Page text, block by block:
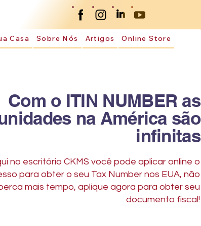
Casa Sobre Nós Artigos Online Store
Com o ITIN NUMBER as
na América são
infinitas
no escritório CKMS você pode aplicar online o
para obter o seu Tax Number nos EUA, não
mais tempo, aplique agora para obter seu
documento fiscal!